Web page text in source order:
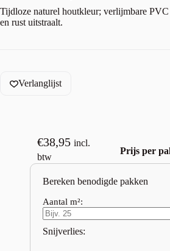
Tijdloze naturel houtkleur; verlijmbare
en rust uitstraalt.
Verlanglijst
€38,95 incl.
btw
Prijs per
Bereken benodigde pakken
Aantal m²:
Snijverlies: